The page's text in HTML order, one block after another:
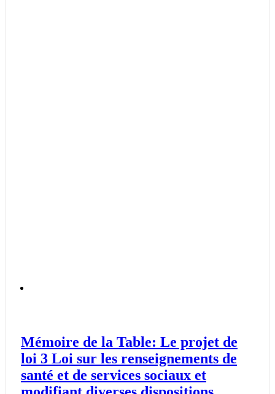
Mémoire de la Table: Le projet de
loi 3 Loi sur les renseignements de
santé et de services sociaux et